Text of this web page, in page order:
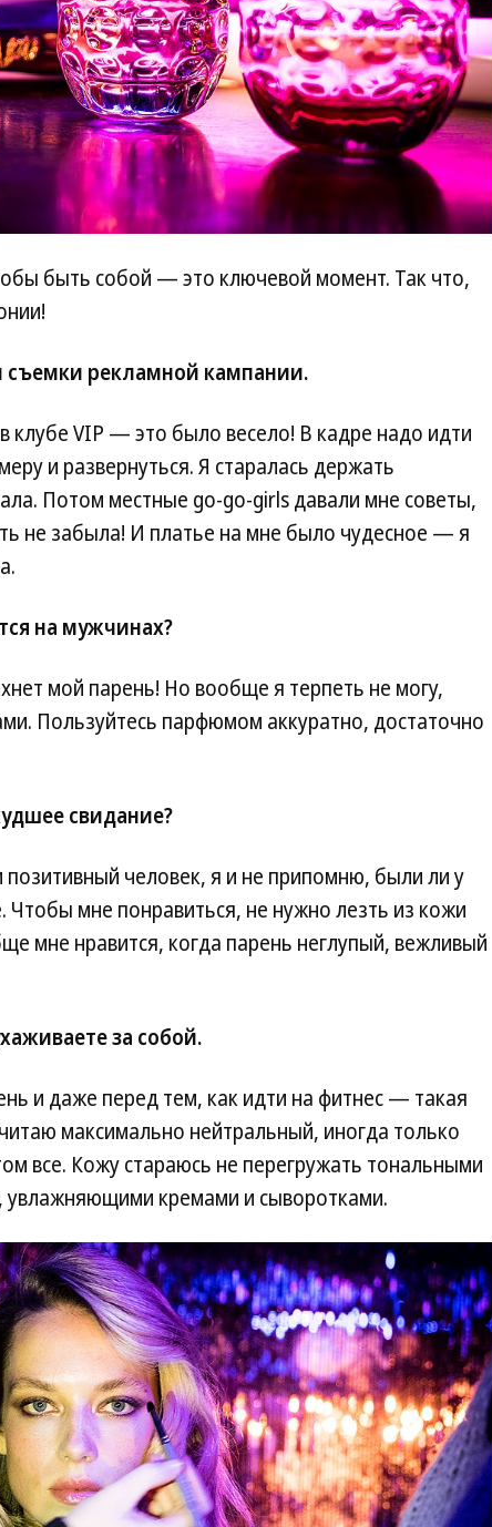
быть собой — это ключевой момент. Так что,
рекламной кампании.
VIP — это было весело! В кадре надо идти
и развернуться. Я старалась держать
Потом местные go-go-girls давали мне советы,
не забыла! И платье на мне было чудесное — я
на мужчинах?
мой парень! Но вообще я терпеть не могу,
Пользуйтесь парфюмом аккуратно, достаточно
свидание?
человек, я и не припомню, были ли у
Чтобы мне понравиться, не нужно лезть из кожи
мне нравится, когда парень неглупый, вежливый
за собой.
и даже перед тем, как идти на фитнес — такая
максимально нейтральный, иногда только
все. Кожу стараюсь не перегружать тональными
увлажняющими кремами и сыворотками.